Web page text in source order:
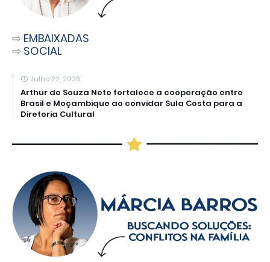
⇨ EMBAIXADAS
⇨ SOCIAL
Julho 22, 2026
Arthur de Souza Neto fortalece a cooperação entre
Brasil e Moçambique ao convidar Sula Costa para a
Diretoria Cultural